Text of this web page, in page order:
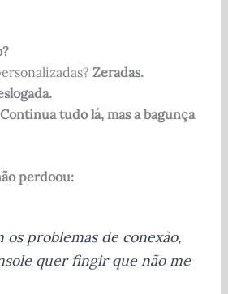
Zeradas.
Continua tudo lá, mas a bagunça
perdoou:
os problemas de conexão,
quer fingir que não me